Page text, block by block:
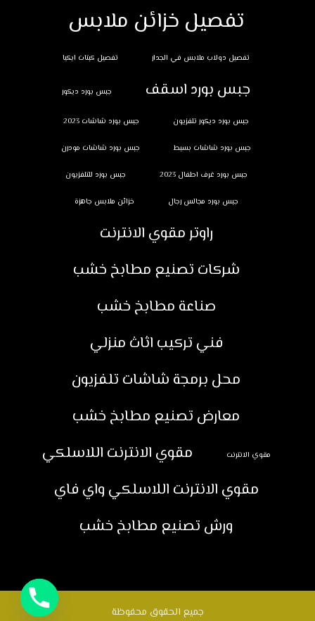
تفصيل خزائن ملابس
تفصيل دولاب ملابس في الجدار تفصيل كبتات ايكيا
جبس بورد اسقف جبس بورد ديكور
جبس بورد ديكور تلفزيون جبس بورد شاشات 2023
جبس بورد شاشات بسيط جبس بورد شاشات مودرن
جبس بورد غرف اطفال 2023 جبس بورد للتلفزيون
جبس بورد مجالس رجال خزائن ملابس جاهزة
راوتر مقوي الانترنت
شركات تصنيع مطابخ خشب
صناعة مطابخ خشب
فني تركيب اثاث منزلي
محل برمجة شاشات تلفزيون
معارض تصنيع مطابخ خشب
مقوي الانترنت
مقوي الانترنت اللاسلكي
مقوي الانترنت اللاسلكي واي فاي
ورش تصنيع مطابخ خشب
جميع الحقوق محفوظة